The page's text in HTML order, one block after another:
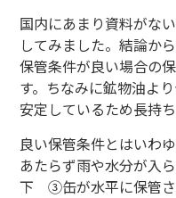
国内にあまり資料がな
してみました。結論か
保管条件が良い場合の
す。ちなみに鉱物油よ
安定しているため長持ち
良い保管条件とはいわ
あたらず雨や水分が
下 ③缶が水平に保管さ